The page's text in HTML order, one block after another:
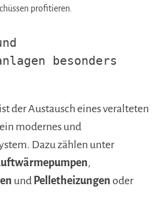
profitieren.
besonders
der Austausch eines veralteten
modernes und
Dazu zählen unter
,
und Pelletheizungen oder